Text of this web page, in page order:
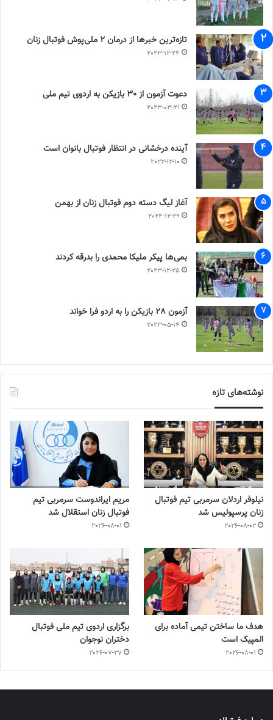
تازه‌ترین خبرها از درمان ۲ ملی‌پوش فوتبال زنان
2023-12-24
دعوت آزمون از 30 بازیکن به اردوی تیم ملی
2023-03-21
آینده درخشانی در انتظار فوتبال بانوان است
2022-12-10
آغاز لیگ دسته دوم فوتبال زنان از بهمن
2024-12-29
بمی‌ها پیکر ملیکا محمدی را بدرقه کردند
2023-12-25
آزمون 28 بازیکن را به اردو فرا خواند
2023-05-14
نوشته‌های تازه
نیلوفر اردلان سرمربی تیم فوتبال
زنان پرسپولیس شد
2026-08-02
مریم ایراندوست سرمربی تیم
فوتبال زنان استقلال شد
2026-08-01
هدف ما ساختن تیمی آماده برای
المپیک است
2026-08-01
برگزاری اردوی تیم ملی فوتبال
دختران نوجوان
2026-07-27